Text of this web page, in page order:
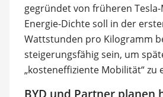
gegründet von früheren
Energie-Dichte soll in der
Wattstunden pro Kilogramm
steigerungsfähig sein, um
„kosteneffiziente Mobilität“ zu